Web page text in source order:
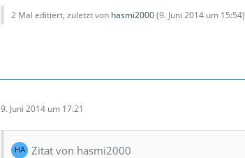
2 Mal editiert, zuletzt von hasmi2000(9. Juni 2014 um 15:54)
9. Juni 2014 um 17:21
Zitat von hasmi2000